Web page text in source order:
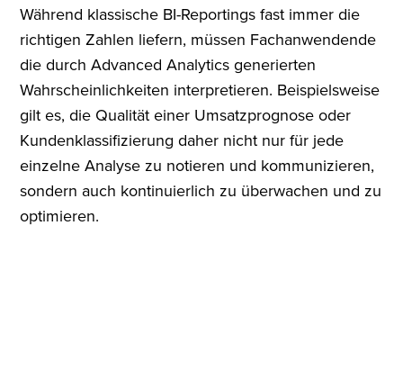
Während klassische BI-Reportings fast immer die
richtigen Zahlen liefern, müssen Fachanwendende
die durch Advanced Analytics generierten
Wahrscheinlichkeiten interpretieren. Beispielsweise
gilt es, die Qualität einer Umsatzprognose oder
Kundenklassifizierung daher nicht nur für jede
einzelne Analyse zu notieren und kommunizieren,
sondern auch kontinuierlich zu überwachen und zu
optimieren.